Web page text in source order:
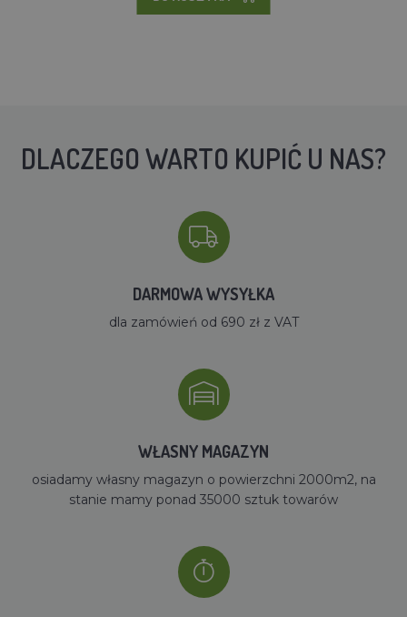
DLACZEGO WARTO KUPIĆ U NAS?
DARMOWA WYSYŁKA
dla zamówień od 690 zł z VAT
WŁASNY MAGAZYN
osiadamy własny magazyn o powierzchni 2000m2, na
stanie mamy ponad 35000 sztuk towarów